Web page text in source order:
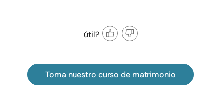
útil?
Toma nuestro curso de matrimonio